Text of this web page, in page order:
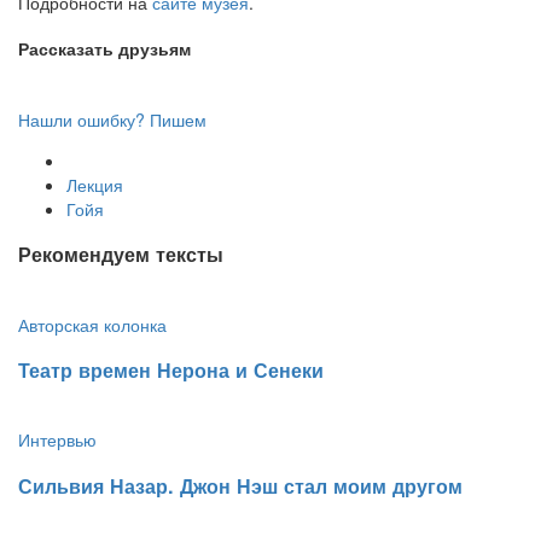
Рассказать друзьям
Нашли ошибку? Пишем
Лекция
Гойя
Рекомендуем тексты
Авторская колонка
​Театр времен Нерона и Сенеки
Интервью
​Сильвия Назар. Джон Нэш стал моим другом